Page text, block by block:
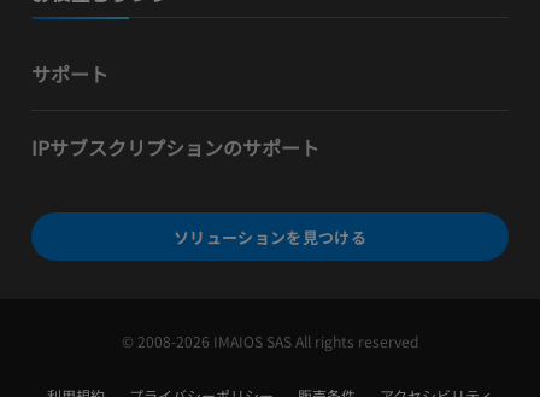
サポート
IPサブスクリプションのサポート
ソリューションを見つける
© 2008-2026 IMAIOS SAS All rights reserved